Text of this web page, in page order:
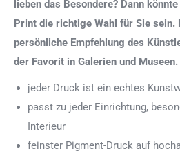
lieben das Besondere? Dann
Print die richtige Wahl für Sie sein.
persönliche Empfehlung des
der Favorit in Galerien und Museen.
jeder Druck ist ein echtes
passt zu jeder Einrichtung,
Interieur
feinster Pigment-Druck auf